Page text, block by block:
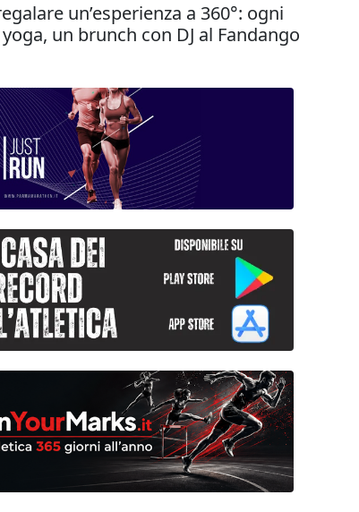
un’esperienza a 360°: ogni
un brunch con DJ al Fandango